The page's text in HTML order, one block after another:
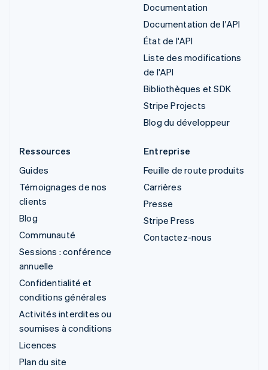
Documentation
Documentation de l'API
État de l'API
Liste des modifications
de l'API
Bibliothèques et SDK
Stripe Projects
Blog du développeur
Ressources
Guides
Témoignages de nos
clients
Blog
Communauté
Sessions : conférence
annuelle
Confidentialité et
conditions générales
Activités interdites ou
soumises à conditions
Licences
Plan du site
Entreprise
Feuille de route produits
Carrières
Presse
Stripe Press
Contactez-nous